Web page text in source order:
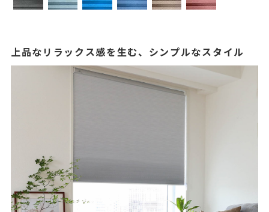
上品なリラックス感を生む、シンプルなスタイル